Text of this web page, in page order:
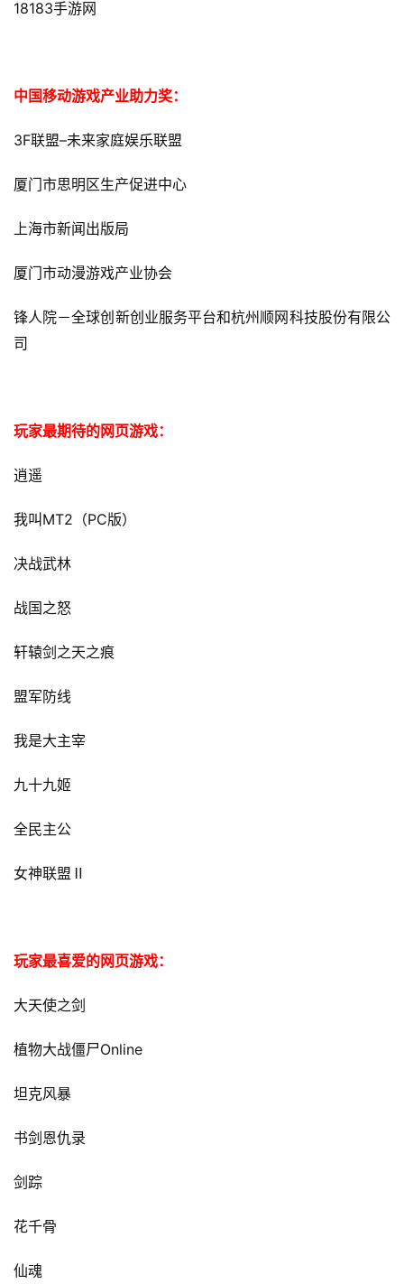
18183手游网
中国移动游戏产业助力奖：
3F联盟–未来家庭娱乐联盟
厦门市思明区生产促进中心
上海市新闻出版局
厦门市动漫游戏产业协会
锋人院－全球创新创业服务平台和杭州顺网科技股份有限公
司
玩家最期待的网页游戏：
逍遥
我叫 MT2 （PC版）
决战武林
战国之怒
轩辕剑之天之痕
盟军防线
我是大主宰
九十九姬
全民主公
女神联盟Ⅱ
玩家最喜爱的网页游戏：
大天使之剑
植物大战僵尸Online
坦克风暴
书剑恩仇录
剑踪
花千骨
仙魂